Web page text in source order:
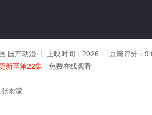
,国产动漫 上映时间： 2026 豆瓣评分：
新至第22集 - 免费在线观看
雨濛